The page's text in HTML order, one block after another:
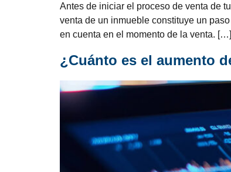
Antes de iniciar el proceso de venta de
venta de un inmueble constituye un
en cuenta en el momento de la venta. […]
¿Cuánto es el aumento